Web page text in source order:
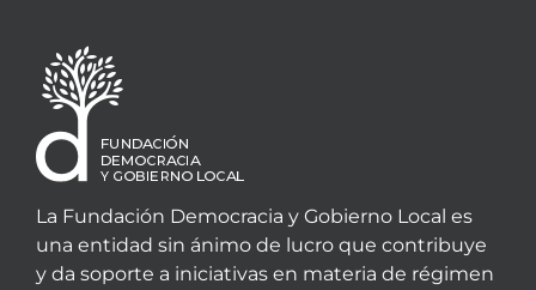
La Fundación Democracia y Gobierno Local es
una entidad sin ánimo de lucro que contribuye
y da soporte a iniciativas en materia de régimen